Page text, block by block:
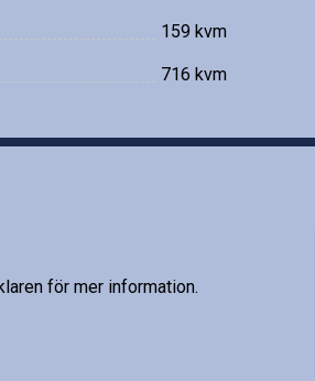
159 kvm
716 kvm
för mer information.